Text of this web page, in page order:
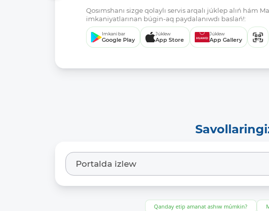
Qosımshanı sizge qolaylı servis arqalı júklep alıń hám
imkaniyatlarınan búgin-aq paydalanıwdı baslań!:
Imkani bar
Google Play
Júklew
App Store
Júklew
App Gallery
Qanday etip amanat ashıw múmkin?